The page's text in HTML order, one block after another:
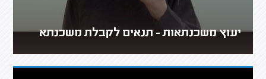
יעוץ משכנתאות - תנאים לקבלת משכנתא